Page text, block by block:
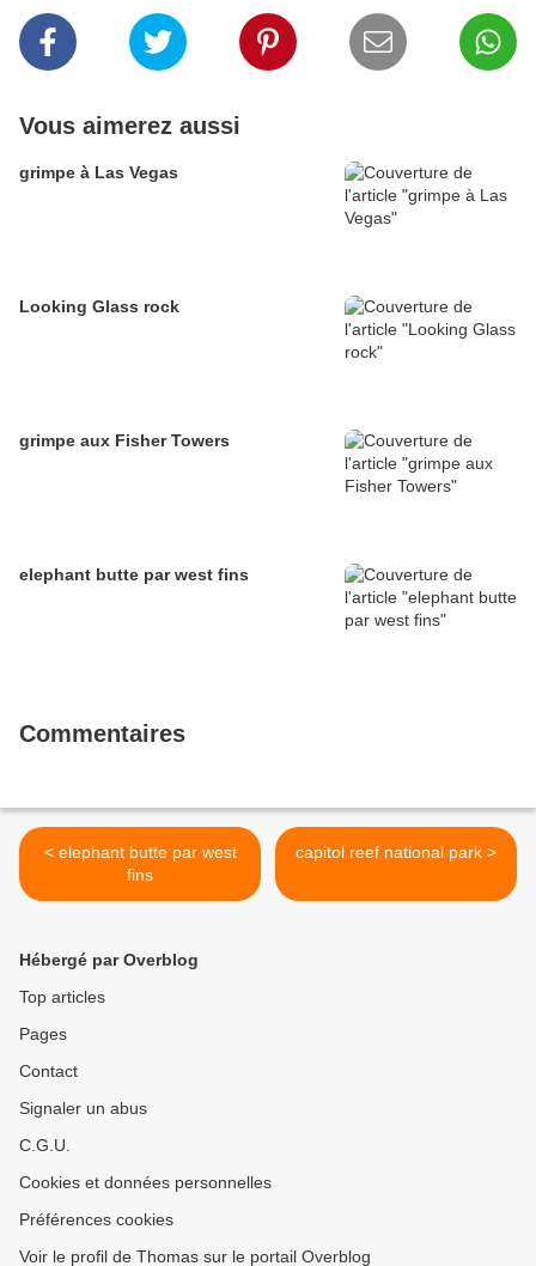
Vous aimerez aussi
grimpe à Las Vegas
Looking Glass rock
grimpe aux Fisher Towers
elephant butte par west fins
Commentaires
< elephant butte par west
fins
capitol reef national park >
Hébergé par Overblog
Top articles
Pages
Contact
Signaler un abus
C.G.U.
Cookies et données personnelles
Préférences cookies
Voir le profil de Thomas sur le portail Overblog